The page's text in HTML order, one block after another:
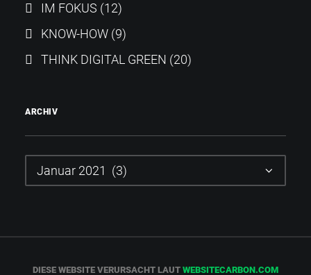
IM FOKUS (12)
KNOW-HOW (9)
THINK DIGITAL GREEN (20)
ARCHIV
Archiv
DIESE WEBSITE VERURSACHT LAUT WEBSITECARBON.COM